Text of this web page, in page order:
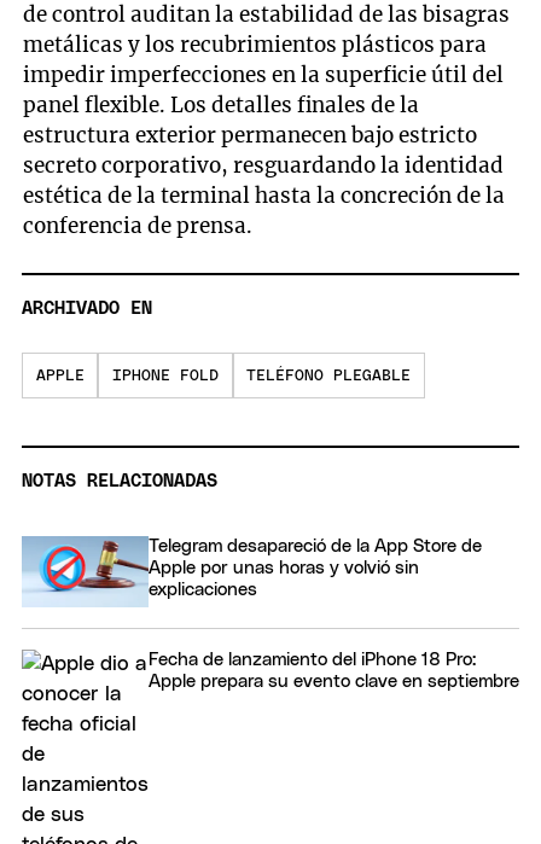
de control auditan la estabilidad de las bisagras
metálicas y los recubrimientos plásticos para
impedir imperfecciones en la superficie útil del
panel flexible. Los detalles finales de la
estructura exterior permanecen bajo estricto
secreto corporativo, resguardando la identidad
estética de la terminal hasta la concreción de la
conferencia de prensa.
ARCHIVADO EN
APPLE IPHONE FOLD TELÉFONO PLEGABLE
NOTAS RELACIONADAS
Telegram desapareció de la App Store de
Apple por unas horas y volvió sin
explicaciones
Fecha de lanzamiento del iPhone 18 Pro:
Apple prepara su evento clave en septiembre